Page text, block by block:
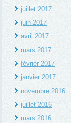
juillet 2017
juin 2017
avril 2017
mars 2017
février 2017
janvier 2017
novembre 2016
juillet 2016
mars 2016